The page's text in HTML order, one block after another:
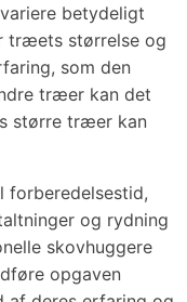
betydeligt
træets størrelse og
som den
træer kan det
større træer kan
forberedelsestid,
og rydning
skovhuggere
opgaven